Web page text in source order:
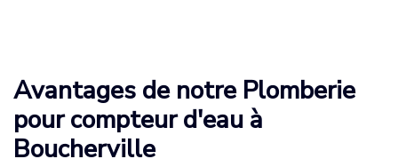
Avantages de notre Plomberie
pour compteur d'eau à
Boucherville